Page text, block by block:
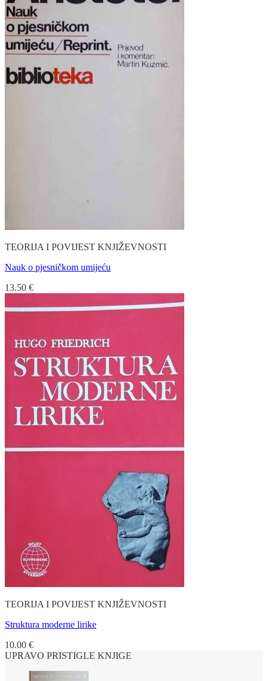
TEORIJA I POVIJEST KNJIŽEVNOSTI
Nauk o pjesničkom umijeću
13.50 €
TEORIJA I POVIJEST KNJIŽEVNOSTI
Struktura moderne lirike
10.00 €
UPRAVO PRISTIGLE KNJIGE